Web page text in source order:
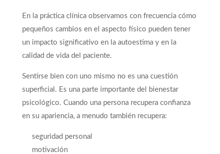
En la práctica clínica observamos con frecuencia cómo
pequeños cambios en el aspecto físico pueden tener
un impacto significativo en la autoestima y en la
calidad de vida del paciente.
Sentirse bien con uno mismo no es una cuestión
superficial. Es una parte importante del bienestar
psicológico. Cuando una persona recupera confianza
en su apariencia, a menudo también recupera:
seguridad personal
motivación